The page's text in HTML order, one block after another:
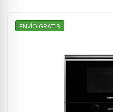
ENVÍO GRATIS